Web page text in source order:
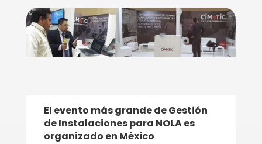
El evento más grande de Gestión
de Instalaciones para NOLA es
organizado en México